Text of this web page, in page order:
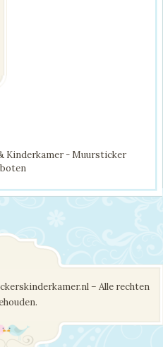
Kinderkamer - Muursticker
– Alle rechten